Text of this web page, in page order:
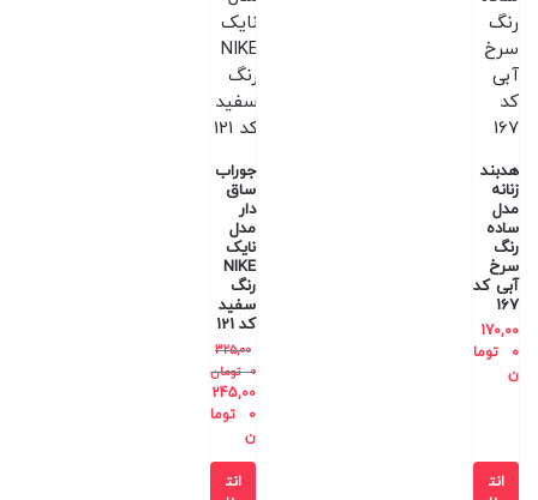
هدبند
زنانه
مدل
ساده
رنگ
سرخ
آبی کد
167
170,00
0
توما
ن
انت
جوراب
ساق
دار
مدل
نایک
NIKE
رنگ
سفید
کد 121
325,00
0 تومان
245,00
0
توما
ن
انت